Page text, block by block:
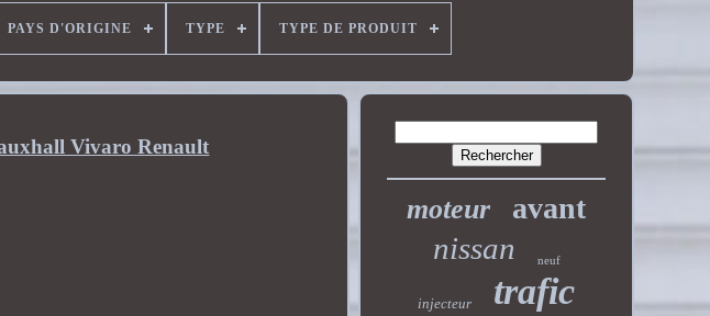
PAYS D'ORIGINE TYPE TYPE DE PRODUIT
Vivaro Renault
moteur avant
nissan neuf
injecteur trafic